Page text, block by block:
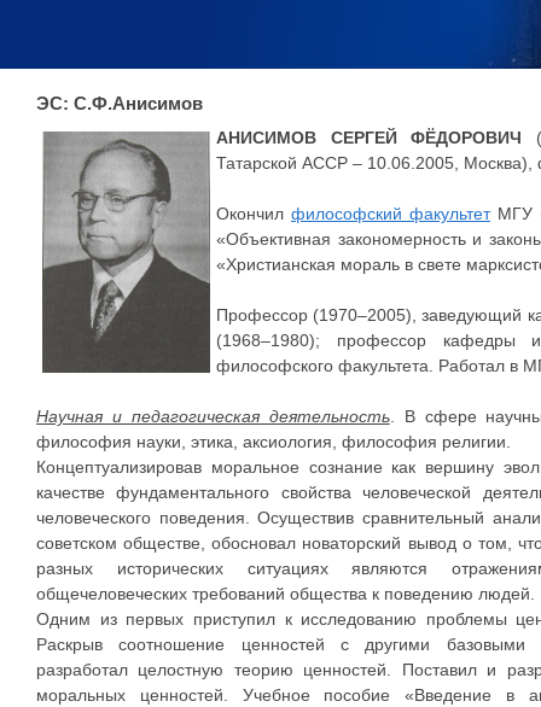
ЭС: С.Ф.Анисимов
АНИСИМОВ СЕРГЕЙ ФЁДОРОВИЧ
Татарской АССР – 10.06.2005,
Окончил философский факультетМГУ
«Объективная закономерность и
«Христианская мораль в свете
Профессор (1970–2005), заведующий
(1968–1980); профессор кафедры
философского факультета. Работал в
Научная и педагогическая деятельность. В сфере
философия науки, этика, аксиология, философия религии.
Концептуализировав моральное сознание как вершину
качестве фундаментального свойства человеческой
человеческого поведения. Осуществив сравнительный
советском обществе, обосновал новаторский вывод о том,
разных исторических ситуациях являются
общечеловеческих требований общества к поведению людей.
Одним из первых приступил к исследованию проблемы
Раскрыв соотношение ценностей с другими базовыми
разработал целостную теорию ценностей. Поставил и
моральных ценностей. Учебное пособие «Введение в